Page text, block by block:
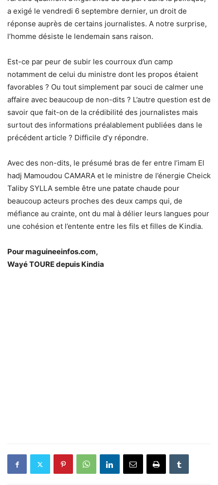
a exigé le vendredi 6 septembre dernier, un droit de
réponse auprès de certains journalistes. A notre surprise,
l’homme désiste le lendemain sans raison.
Est-ce par peur de subir les courroux d’un camp
notamment de celui du ministre dont les propos étaient
favorables ? Ou tout simplement par souci de calmer une
affaire avec beaucoup de non-dits ? L’autre question est de
savoir que fait-on de la crédibilité des journalistes mais
surtout des informations préalablement publiées dans le
précédent article ? Difficile d’y répondre.
Avec des non-dits, le présumé bras de fer entre l’imam El
hadj Mamoudou CAMARA et le ministre de l’énergie Cheick
Taliby SYLLA semble être une patate chaude pour
beaucoup acteurs proches des deux camps qui, de
méfiance au crainte, ont du mal à délier leurs langues pour
une cohésion et l’entente entre les fils et filles de Kindia.
Pour maguineeinfos.com,
Wayé TOURE depuis Kindia